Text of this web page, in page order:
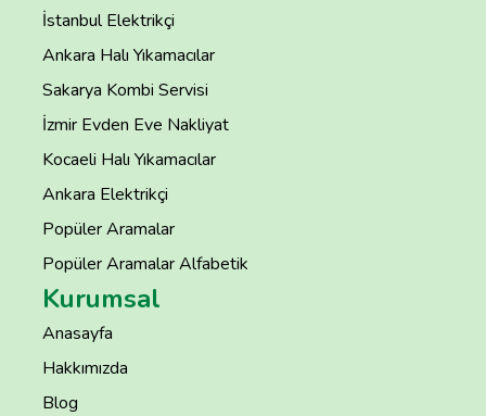
İstanbul Elektrikçi
Ankara Halı Yıkamacılar
Sakarya Kombi Servisi
İzmir Evden Eve Nakliyat
Kocaeli Halı Yıkamacılar
Ankara Elektrikçi
Popüler Aramalar
Popüler Aramalar Alfabetik
Kurumsal
Anasayfa
Hakkımızda
Blog